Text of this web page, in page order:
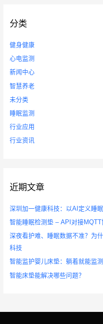
分类
健身健康
心电监测
新闻中心
智慧养老
未分类
睡眠监测
行业应用
行业资讯
近期文章
深圳加一健康科技：以AI定义睡
智能睡眠检测垫 – API对接MQTT
深夜看护难、睡眠数据不准？为
科技
智能监护婴儿床垫：躺着就能监
智能床垫能解决哪些问题？